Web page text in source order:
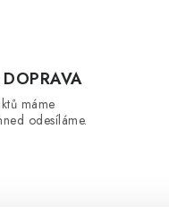
máme
odesíláme.